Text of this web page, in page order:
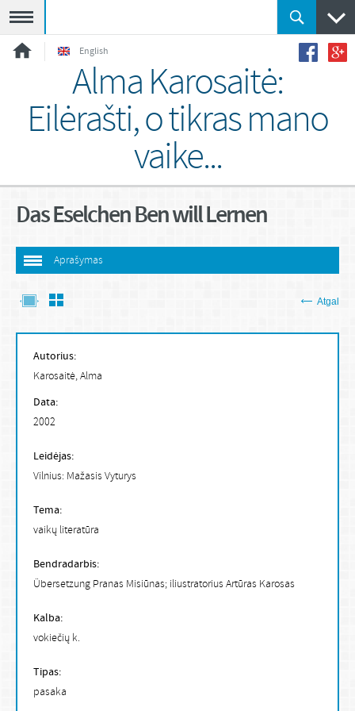
English
Alma Karosaitė:
Eilėrašti, o tikras mano
vaike...
Das Eselchen Ben will Lernen
Aprašymas
Atgal
Autorius:
Karosaitė, Alma
Data:
2002
Leidėjas:
Vilnius: Mažasis Vyturys
Tema:
vaikų literatūra
Bendradarbis:
Übersetzung Pranas Misiūnas; iliustratorius Artūras Karosas
Kalba:
vokiečių k.
Tipas:
pasaka